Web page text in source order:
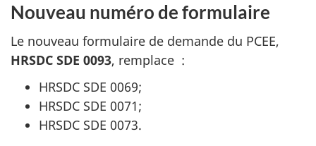
Nouveau numéro de formulaire
Le nouveau formulaire de demande du PCEE,
HRSDC SDE 0093, remplace :
HRSDC SDE 0069;
HRSDC SDE 0071;
HRSDC SDE 0073.